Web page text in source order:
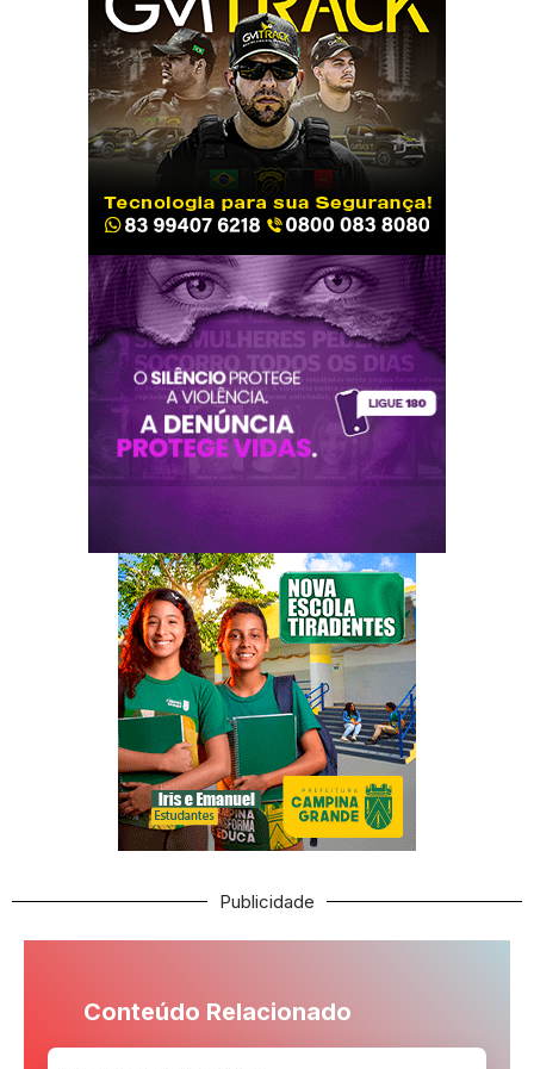
Publicidade
Conteúdo Relacionado